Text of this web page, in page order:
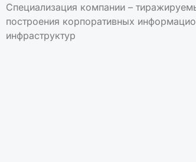
Специализация компании –
построения корпоративных
инфраструктур